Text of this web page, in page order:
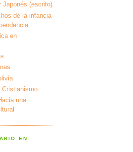
Japonés (escrito)
de la infancia
en
Cristianismo
una
EN: